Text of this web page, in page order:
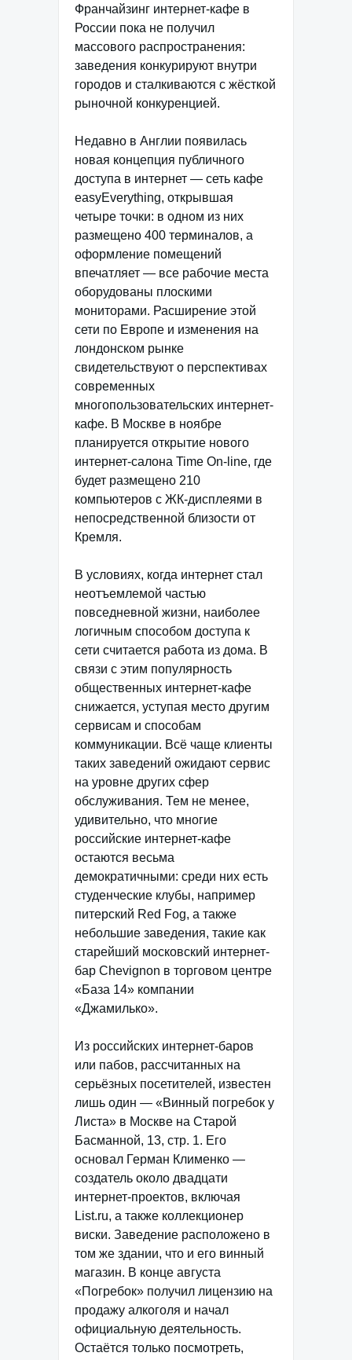
Франчайзинг интернет-кафе в
России пока не получил
массового распространения:
заведения конкурируют внутри
городов и сталкиваются с жёсткой
рыночной конкуренцией.
Недавно в Англии появилась
новая концепция публичного
доступа в интернет — сеть кафе
easyEverything, открывшая
четыре точки: в одном из них
размещено 400 терминалов, а
оформление помещений
впечатляет — все рабочие места
оборудованы плоскими
мониторами. Расширение этой
сети по Европе и изменения на
лондонском рынке
свидетельствуют о перспективах
современных
многопользовательских интернет-
кафе. В Москве в ноябре
планируется открытие нового
интернет-салона Time On-line, где
будет размещено 210
компьютеров с ЖК-дисплеями в
непосредственной близости от
Кремля.
В условиях, когда интернет стал
неотъемлемой частью
повседневной жизни, наиболее
логичным способом доступа к
сети считается работа из дома. В
связи с этим популярность
общественных интернет-кафе
снижается, уступая место другим
сервисам и способам
коммуникации. Всё чаще клиенты
таких заведений ожидают сервис
на уровне других сфер
обслуживания. Тем не менее,
удивительно, что многие
российские интернет-кафе
остаются весьма
демократичными: среди них есть
студенческие клубы, например
питерский Red Fog, а также
небольшие заведения, такие как
старейший московский интернет-
бар Chevignon в торговом центре
«База 14» компании
«Джамилько».
Из российских интернет-баров
или пабов, рассчитанных на
серьёзных посетителей, известен
лишь один — «Винный погребок у
Листа» в Москве на Старой
Басманной, 13, стр. 1. Его
основал Герман Клименко —
создатель около двадцати
интернет-проектов, включая
List.ru, а также коллекционер
виски. Заведение расположено в
том же здании, что и его винный
магазин. В конце августа
«Погребок» получил лицензию на
продажу алкоголя и начал
официальную деятельность.
Остаётся только посмотреть,